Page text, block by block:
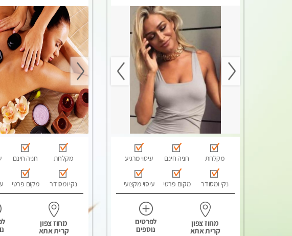
הבית, עיסוי טנטרה, עיסוי מגבר
לגבר, עיסוי מגבר לאישה
מקלחת חניה חינם עיסוי מרגיע
נקי ומסודר מקום פרטי עיסוי מקצועי
מחוז צפון
קרית אתא
לפרטים
נוספים
בלבד
מקלחת חניה חינם
נקי ומסודר מקום פרטי
מחוז צפון
קרית אתא